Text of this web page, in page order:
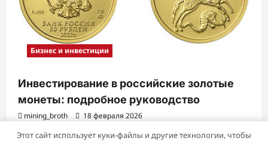
Бизнес и инвестиции
Инвестирование в российские золотые
монеты: подробное руководство
mining_broth 18 февраля 2026
Этот сайт использует куки-файлы и другие технологии, чтобы